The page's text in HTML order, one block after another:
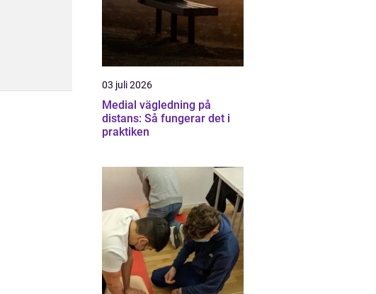
03 juli 2026
Medial vägledning på
distans: Så fungerar det i
praktiken